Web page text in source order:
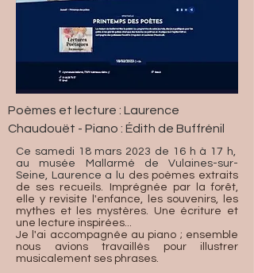
Poèmes et lecture : Laurence
Chaudouët - Piano : Édith de Buffrénil
Ce samedi 18 mars 2023 de 16 h à 17 h,
au musée Mallarmé de Vulaines-sur-
Seine, Laurence a lu des poèmes extraits
de ses recueils. Imprégnée par la forêt,
elle y revisite l'enfance, les souvenirs, les
mythes et les mystères. Une écriture et
une lecture inspirées...
Je l'ai accompagnée au piano ; ensemble
nous avions travaillés pour illustrer
musicalement ses phrases.